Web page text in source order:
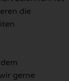
die
gerne